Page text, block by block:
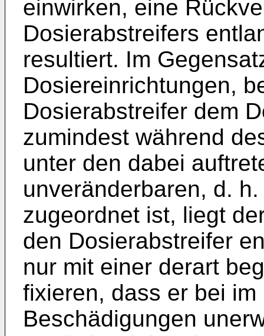
einwirken, eine
Dosierabstreifers
resultiert. Im
Dosiereinrichtungen,
Dosierabstreifer dem
zumindest während
unter den dabei
unveränderbaren, d.
zugeordnet ist, liegt
den Dosierabstreifer
nur mit einer derart
fixieren, dass er bei
Beschädigungen